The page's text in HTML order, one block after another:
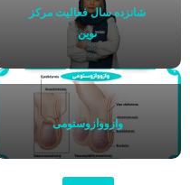
شانزده سال فعالیت مرکز
نوین
وازووازوستومی